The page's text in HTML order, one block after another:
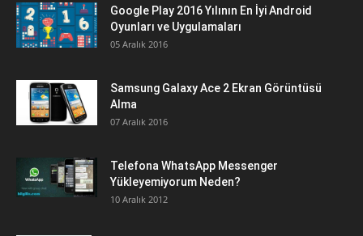
Google Play 2016 Yılının En İyi Android
Oyunları ve Uygulamaları
05 Aralık 2016
Samsung Galaxy Ace 2 Ekran Görüntüsü
Alma
07 Aralık 2016
Telefona WhatsApp Messenger
Yükleyemiyorum Neden?
10 Aralık 2012